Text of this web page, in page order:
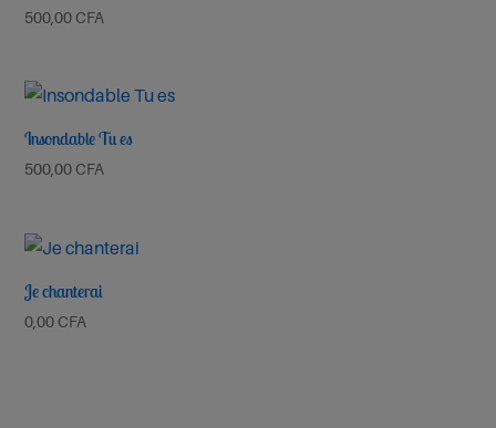
500,00 CFA
Insondable Tu es
500,00 CFA
Je chanterai
0,00 CFA